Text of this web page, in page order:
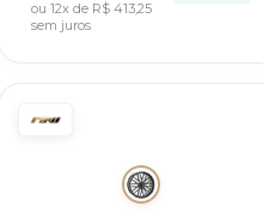
ou 12x de R$ 413,25
sem juros